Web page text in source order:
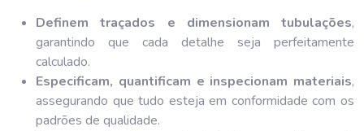
Definem traçados e dimensionam tubulações,
garantindo que cada detalhe seja perfeitamente
calculado.
Especificam, quantificam e inspecionam materiais,
assegurando que tudo esteja em conformidade com os
padrões de qualidade.